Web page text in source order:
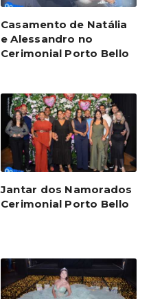
Casamento de Natália
e Alessandro no
Cerimonial Porto Bello
Jantar dos Namorados
Cerimonial Porto Bello